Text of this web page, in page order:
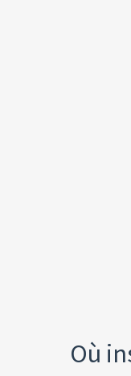
Où